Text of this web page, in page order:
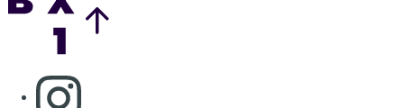
Consulter page Instagram